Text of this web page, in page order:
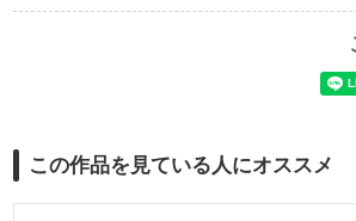
この作品を見ている人にオススメ